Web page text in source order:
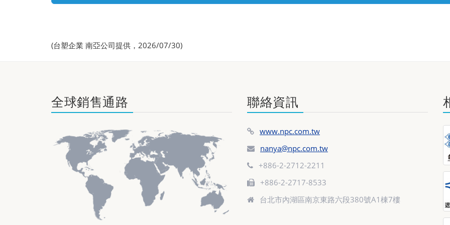
(台塑企業 南亞公司提供，2026/07/30)
全球銷售通路 聯絡資訊
www.npc.com.tw
nanya@npc.com.tw
+886-2-2712-2211
+886-2-2717-8533
台北市內湖區南京東路六段380號A1棟7樓